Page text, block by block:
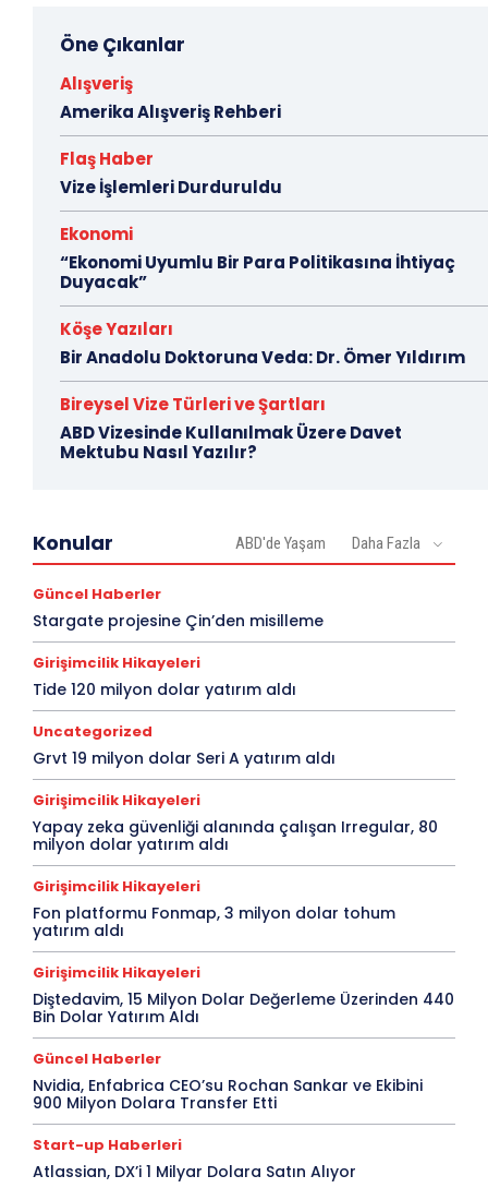
Öne Çıkanlar
Alışveriş
Amerika Alışveriş Rehberi
Flaş Haber
Vize İşlemleri Durduruldu
Ekonomi
“Ekonomi Uyumlu Bir Para Politikasına İhtiyaç
Duyacak”
Köşe Yazıları
Bir Anadolu Doktoruna Veda: Dr. Ömer Yıldırım
Bireysel Vize Türleri ve Şartları
ABD Vizesinde Kullanılmak Üzere Davet
Mektubu Nasıl Yazılır?
Konular ABD'de Yaşam Daha Fazla
Güncel Haberler
Stargate projesine Çin’den misilleme
Girişimcilik Hikayeleri
Tide 120 milyon dolar yatırım aldı
Uncategorized
Grvt 19 milyon dolar Seri A yatırım aldı
Girişimcilik Hikayeleri
Yapay zeka güvenliği alanında çalışan Irregular, 80
milyon dolar yatırım aldı
Girişimcilik Hikayeleri
Fon platformu Fonmap, 3 milyon dolar tohum
yatırım aldı
Girişimcilik Hikayeleri
Diştedavim, 15 Milyon Dolar Değerleme Üzerinden 440
Bin Dolar Yatırım Aldı
Güncel Haberler
Nvidia, Enfabrica CEO’su Rochan Sankar ve Ekibini
900 Milyon Dolara Transfer Etti
Start-up Haberleri
Atlassian, DX’i 1 Milyar Dolara Satın Alıyor